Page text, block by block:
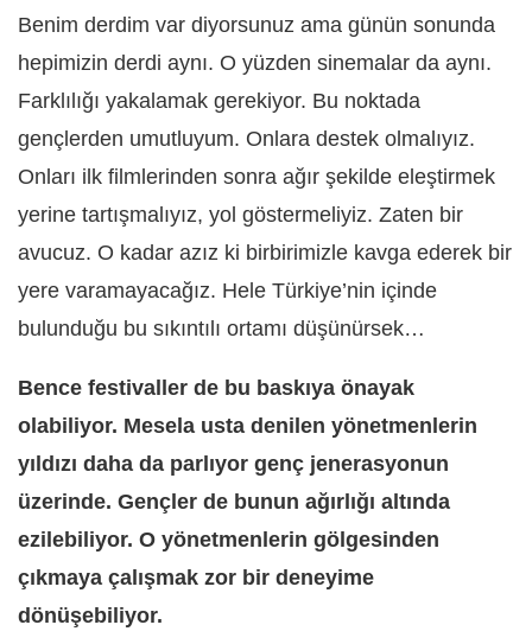
Benim derdim var diyorsunuz ama günün sonunda
hepimizin derdi aynı. O yüzden sinemalar da aynı.
Farklılığı yakalamak gerekiyor. Bu noktada
gençlerden umutluyum. Onlara destek olmalıyız.
Onları ilk filmlerinden sonra ağır şekilde eleştirmek
yerine tartışmalıyız, yol göstermeliyiz. Zaten bir
avucuz. O kadar azız ki birbirimizle kavga ederek bir
yere varamayacağız. Hele Türkiye’nin içinde
bulunduğu bu sıkıntılı ortamı düşünürsek…
Bence festivaller de bu baskıya önayak
olabiliyor. Mesela usta denilen yönetmenlerin
yıldızı daha da parlıyor genç jenerasyonun
üzerinde. Gençler de bunun ağırlığı altında
ezilebiliyor. O yönetmenlerin gölgesinden
çıkmaya çalışmak zor bir deneyime
dönüşebiliyor.